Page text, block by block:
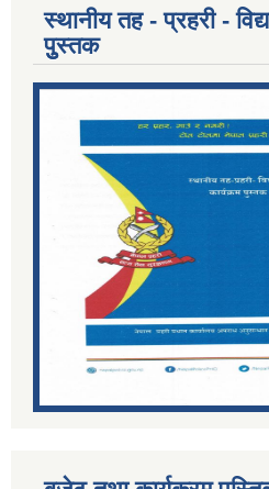
स्थानीय तह - प्रहरी -
पुुस्तक